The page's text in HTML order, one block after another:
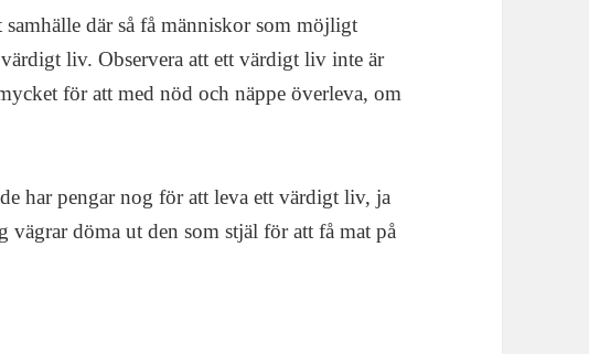
samhälle där så få människor som möjligt
liv. Observera att ett värdigt liv inte är
för att med nöd och näppe överleva, om
har pengar nog för att leva ett värdigt liv, ja
vägrar döma ut den som stjäl för att få mat på